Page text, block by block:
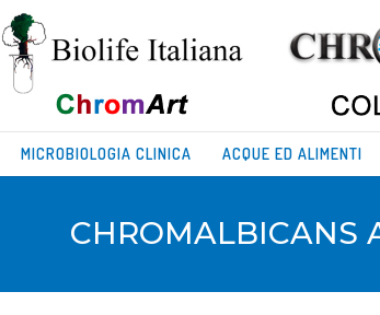
MICROBIOLOGIA CLINICA ACQUE ED ALIMENTI
CHROMALBICANS